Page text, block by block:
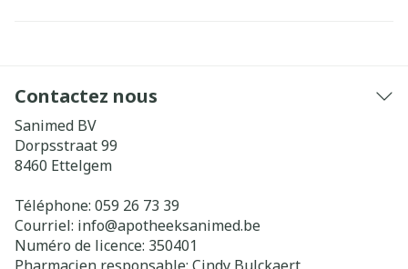
Contactez nous
Sanimed BV
Dorpsstraat 99
8460 Ettelgem
Téléphone: 059 26 73 39
Courriel: info@apotheeksanimed.be
Numéro de licence: 350401